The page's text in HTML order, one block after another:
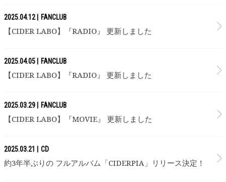
2025.04.12 FANCLUB
【CIDER LABO】『RADIO』 更新しました
2025.04.05 FANCLUB
【CIDER LABO】『RADIO』 更新しました
2025.03.29 FANCLUB
【CIDER LABO】『MOVIE』 更新しました
2025.03.21 CD
約3年半ぶりの フルアルバム「CIDERPIA」リリース決定！